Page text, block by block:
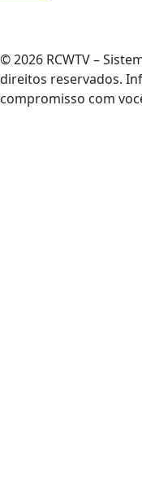
© 2026 RCWTV –
direitos reservados.
compromisso com